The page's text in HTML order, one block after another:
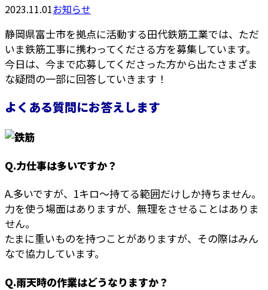
2023.11.01お知らせ
静岡県富士市を拠点に活動する田代鉄筋工業では、ただ
いま鉄筋工事に携わってくださる方を募集しています。
今日は、今まで応募してくださった方から出たさまざま
な疑問の一部に回答していきます！
よくある質問にお答えします
Q.力仕事は多いですか？
A.多いですが、1キロ～持てる範囲だけしか持ちません。
力を使う場面はありますが、無理をさせることはありま
せん。
たまに重いものを持つことがありますが、その際はみん
なで協力しています。
Q.雨天時の作業はどうなりますか？